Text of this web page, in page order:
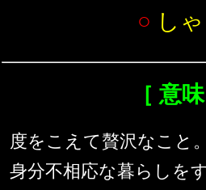
○ し
［ 意味
度をこえて贅沢なこと。
身分不相応な暮らしを